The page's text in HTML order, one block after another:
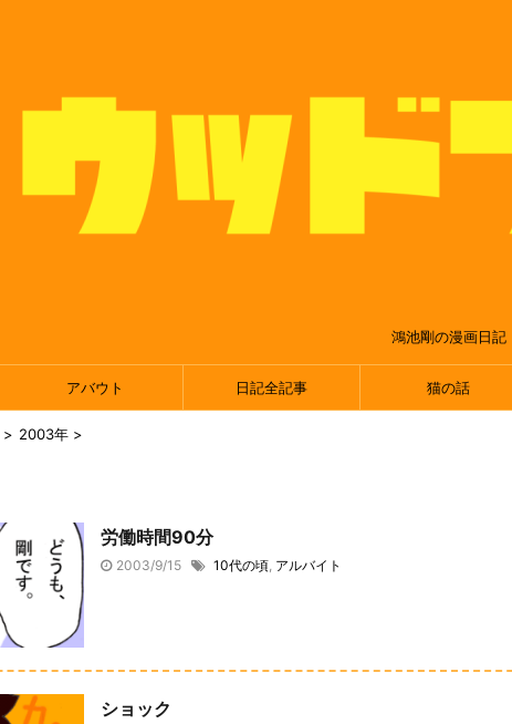
鴻池剛の漫画日記
アバウト 日記全記事 猫の話
> 2003年 >
労働時間90分
2003/9/15 10代の頃, アルバイト
ショック